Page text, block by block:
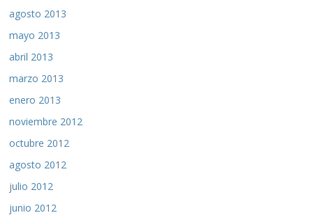
agosto 2013
mayo 2013
abril 2013
marzo 2013
enero 2013
noviembre 2012
octubre 2012
agosto 2012
julio 2012
junio 2012